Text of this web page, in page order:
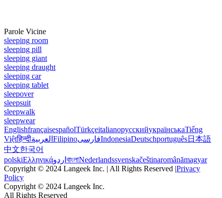
Parole Vicine
sleeping room
sleeping pill
sleeping giant
sleeping draught
sleeping car
sleeping tablet
sleepover
sleepsuit
sleepwalk
sleepwear
EnglishfrançaisespañolTürkçeitalianoрусскийукраїнськаTiếng
Việtहिन्दीالعربية FilipinoفارسیIndonesiaDeutschportuguês日本語
中文한국어
polskiΕλληνικάاردو বাংলাNederlandssvenskačeštinaromânămagyar
Copyright © 2024 Langeek Inc. | All Rights Reserved |Privacy
Policy
Copyright © 2024 Langeek Inc.
All Rights Reserved